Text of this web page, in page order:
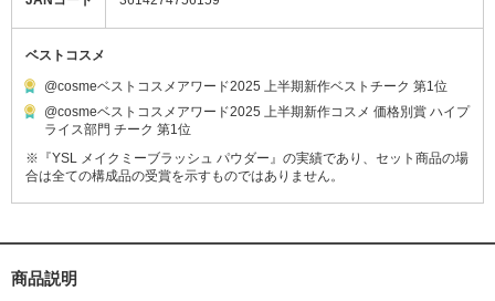
ベストコスメ
@cosmeベストコスメアワード2025 上半期新作ベストチーク 第1位
@cosmeベストコスメアワード2025 上半期新作コスメ 価格別賞 ハイプ
ライス部門 チーク 第1位
※『YSL メイクミーブラッシュ パウダー』の実績であり、セット商品の場
合は全ての構成品の受賞を示すものではありません。
商品説明